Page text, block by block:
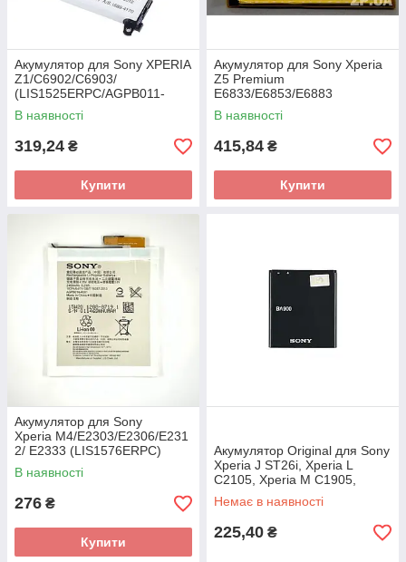
Акумулятор для Sony XPERIA
Z1/C6902/C6903/
(LIS1525ERPC/AGPB011-
A001)
В наявності
319,24 ₴
Купити
Акумулятор для Sony Xperia
Z5 Premium
E6833/E6853/E6883
(LIS1605RPC)
В наявності
415,84 ₴
Купити
Акумулятор для Sony
Xperia M4/E2303/E2306/E231
2/ E2333 (LIS1576ERPC)
В наявності
276 ₴
Купити
Акумулятор Original для Sony
Xperia J ST26i, Xperia L
C2105, Xperia M C1905,
Xperia E1 D2005 (BA900)
Немає в наявності
225,40 ₴